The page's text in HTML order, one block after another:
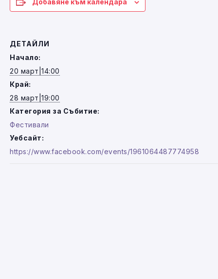
Добавяне към календара
ДЕТАЙЛИ
Начало:
20 март|14:00
Край:
28 март|19:00
Категория за Събитие:
Фестивали
Уебсайт:
https://www.facebook.com/events/1961064487774958